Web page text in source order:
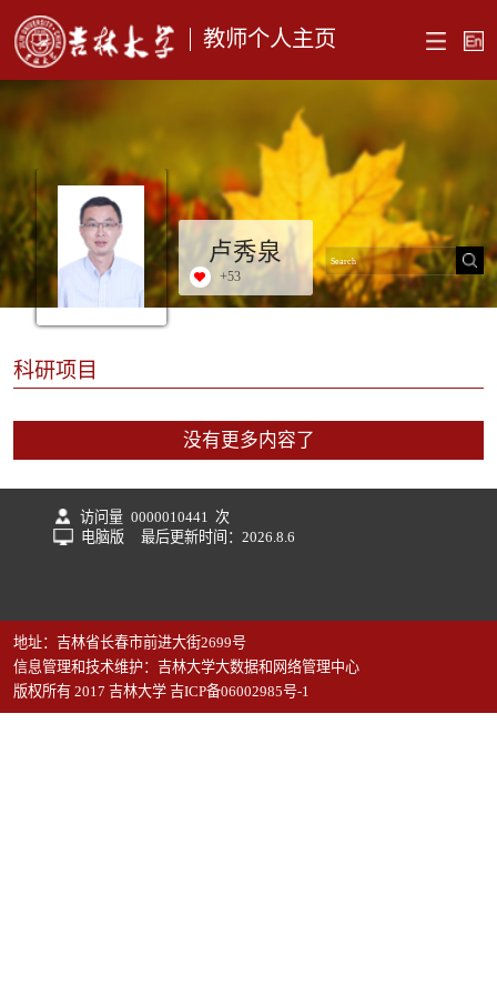
教师个人主页
卢秀泉
+53
科研项目
没有更多内容了
访问量 0000010441
次
电脑版
最后更新时间： 2026 8 6
地址：吉林省长春市前进大街2699号
信息管理和技术维护：吉林大学大数据和网络管理中心
版权所有 2017 吉林大学 吉ICP备06002985号-1